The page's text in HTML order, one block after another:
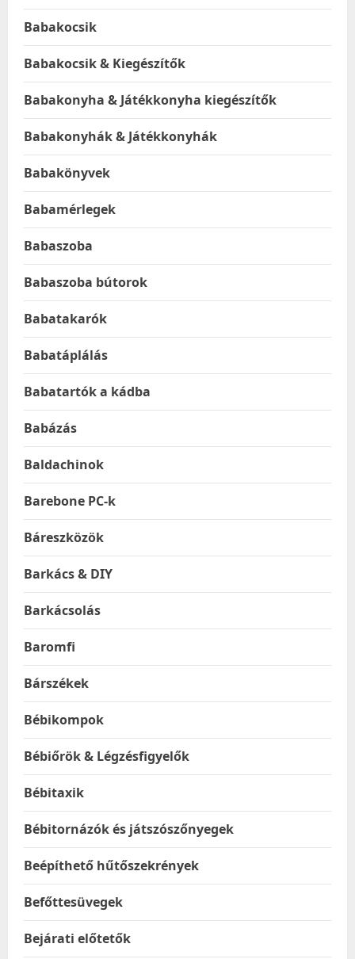
Babakocsik
Babakocsik & Kiegészítők
Babakonyha & Játékkonyha kiegészítők
Babakonyhák & Játékkonyhák
Babakönyvek
Babamérlegek
Babaszoba
Babaszoba bútorok
Babatakarók
Babatáplálás
Babatartók a kádba
Babázás
Baldachinok
Barebone PC-k
Báreszközök
Barkács & DIY
Barkácsolás
Baromfi
Bárszékek
Bébikompok
Bébiőrök & Légzésfigyelők
Bébitaxik
Bébitornázók és játszószőnyegek
Beépíthető hűtőszekrények
Befőttesüvegek
Bejárati előtetők